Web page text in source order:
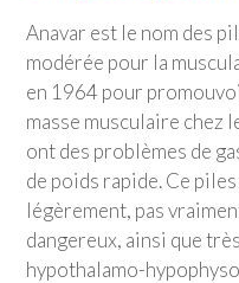
Anavar est le nom des
modérée pour la
en 1964 pour
masse musculaire chez
ont des problèmes de
de poids rapide. Ce
légèrement, pas
dangereux, ainsi que
hypothalamo-